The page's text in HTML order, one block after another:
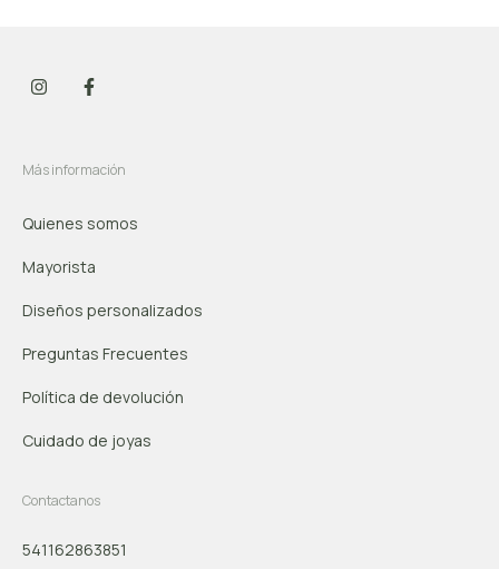
Más información
Quienes somos
Mayorista
Diseños personalizados
Preguntas Frecuentes
Política de devolución
Cuidado de joyas
Contactanos
541162863851